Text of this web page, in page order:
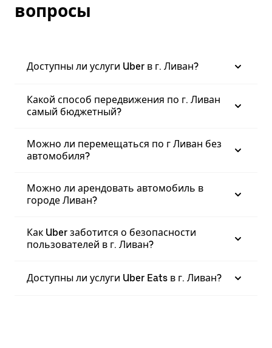
вопросы
Доступны ли услуги Uber в г. Ливан?
Какой способ передвижения по г. Ливан
самый бюджетный?
Можно ли перемещаться по г Ливан без
автомобиля?
Можно ли арендовать автомобиль в
городе Ливан?
Как Uber заботится о безопасности
пользователей в г. Ливан?
Доступны ли услуги Uber Eats в г. Ливан?